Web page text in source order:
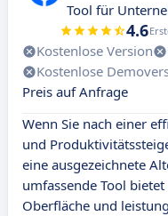
Tool für
4.6
Kostenlose Version
Kostenlose
Preis auf Anfrage
Wenn Sie nach einer
und
eine ausgezeichnete
umfassende Tool
Oberfläche und